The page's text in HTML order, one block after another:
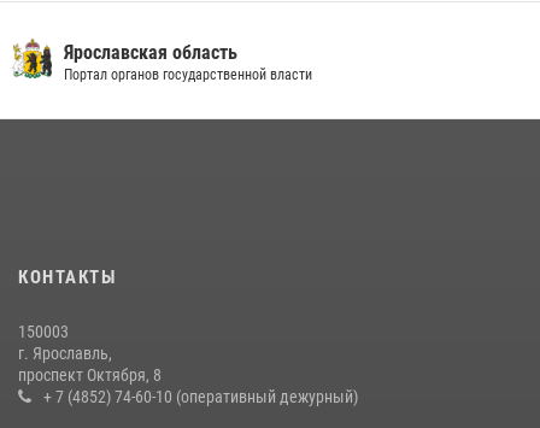
Центральный округ Росгвардии отмечает 105-летие
15 июля 2026, 11:06
РОСГВАРДЕЙЦЫ ОБЕСПЕЧИЛИ БЕЗОПАСНОСТЬ ВО ВРЕМЯ
ПРОВЕДЕНИЯ РЯДА МЕРОПРИЯТИЙ В ЯРОСЛАВСКОЙ ОБЛАСТИ
20 июля 2026, 11:31 1
Ярославская область
Портал органов государственной власти
КОНТАКТЫ
150003
г. Ярославль,
проспект Октября, 8
+ 7 (4852) 74-60-10 (оперативный дежурный)